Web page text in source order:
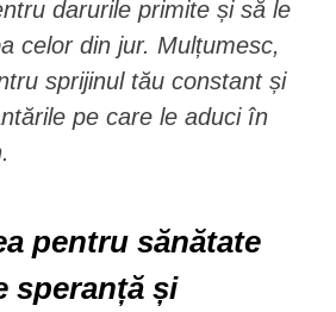
darurile primite și să le
celor din jur. Mulțumesc,
sprijinul tău constant și
pe care le aduci în
pentru sănătate
speranță și